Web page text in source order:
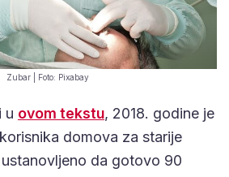
Zubar | Foto: Pixabay
u ovom tekstu, 2018. godine je
domova za starije
da gotovo 90